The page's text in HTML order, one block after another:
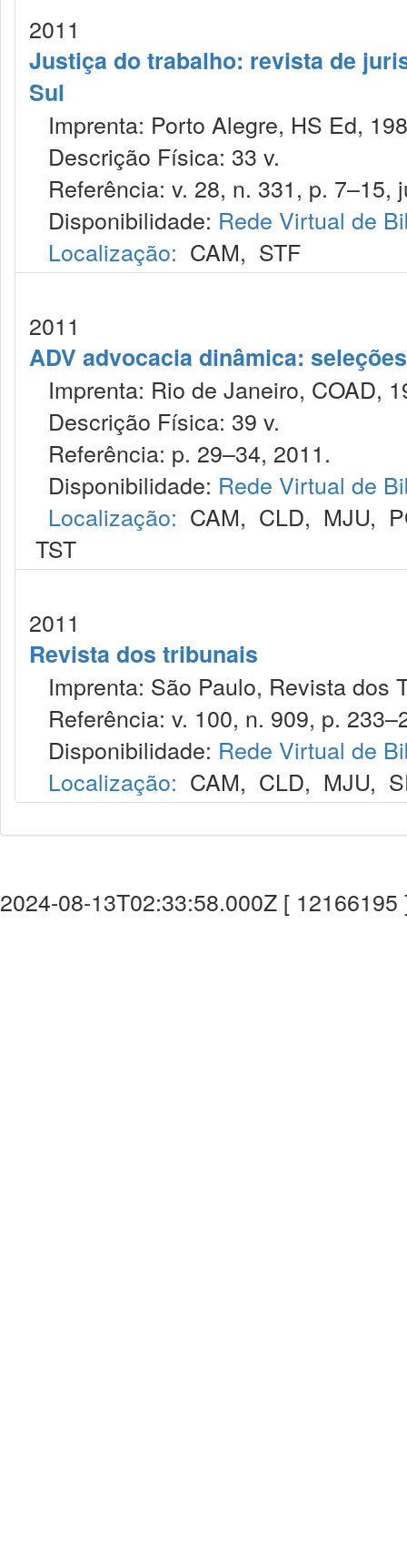
2011
Justiça do trabalho: revista de
Sul
Imprenta: Porto Alegre, HS Ed,
Descrição Física: 33 v.
Referência: v. 28, n. 331, p. 7–15,
Disponibilidade: Rede Virtual de
Localização: CAM, STF
2011
ADV advocacia dinâmica:
Imprenta: Rio de Janeiro, COAD,
Descrição Física: 39 v.
Referência: p. 29–34, 2011.
Disponibilidade: Rede Virtual de
Localização: CAM, CLD, MJU,
TST
2011
Revista dos tribunais
Imprenta: São Paulo, Revista dos
Referência: v. 100, n. 909, p.
Disponibilidade: Rede Virtual de
Localização: CAM, CLD, MJU,
2024-08-13T02:33:58.000Z [ 12166195